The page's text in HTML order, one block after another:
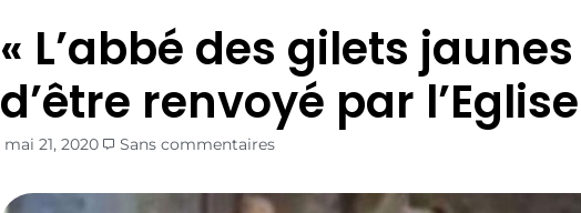
« L’abbé des gilets
d’être renvoyé par l’Eglise
mai 21, 2020 Sans commentaires